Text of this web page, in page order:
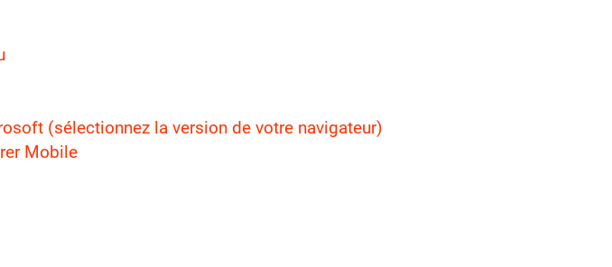
(sélectionnez la version de votre navigateur)
Mobile